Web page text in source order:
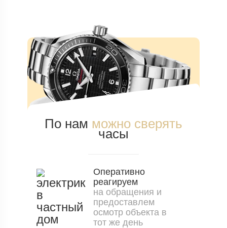
По нам можно сверять
часы
Оперативно
реагируем
на обращения и
предоставлем
осмотр объекта в
тот же день